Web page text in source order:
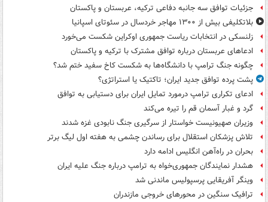
جزئیات توافق سه جانبه دفاعی ترکیه، عربستان و پاکستان
بلاتکلیفی بیش از ۱۳۰۰ مهاجر خردسال در سئوتای اسپانیا
زلنسکی در انتخابات ریاست جمهوری اوکراین شکست می‌خورد
ادعاهای عربستان درباره توافق مشترک با ترکیه و پاکستان
چگونه جنگ ترامپ با دانشگاه‌ها به شکست کاخ سفید ختم شد؟
پشت پرده توافق جدید ایران؛ تاکتیک یا استراتژی؟
ادعای تکراری ترامپ درمورد تمایل ایران برای دستیابی به توافق
گرد و غبار آسمان قم را تیره می‌کند
وزیران صهیونیست خواستار از سرگیری جنگ نابودی غزه شدند
تلاش پزشکان استقلال برای رساندن چشمی به هفته اول لیگ برتر
بحران در راه‌آهن انگلیس ادامه دارد
هشدار نمایندگان جمهوری‌خواه به ترامپ درباره جنگ علیه ایران
وینگر آفریقایی پرسپولیس ماندنی شد
ترافیک سنگین در محورهای خروجی مازندران